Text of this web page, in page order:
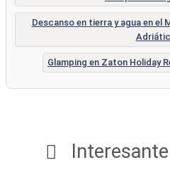
Descanso en tierra y agua en el
Glamping en Zaton Holiday